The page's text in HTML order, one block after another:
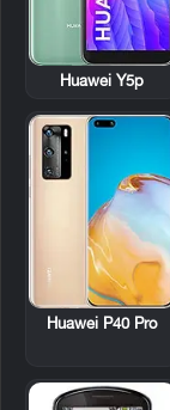
Huawei Y5p
Huawei P40 Pro